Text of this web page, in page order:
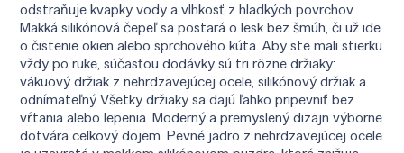
odstraňuje kvapky vody a vlhkosť z hladkých povrchov.
Mäkká silikónová čepeľ sa postará o lesk bez šmúh, či už ide
o čistenie okien alebo sprchového kúta. Aby ste mali stierku
vždy po ruke, súčasťou dodávky sú tri rôzne držiaky:
vákuový držiak z nehrdzavejúcej ocele, silikónový držiak a
odnímateľný Všetky držiaky sa dajú ľahko pripevniť bez
vŕtania alebo lepenia. Moderný a premyslený dizajn výborne
dotvára celkový dojem. Pevné jadro z nehrdzavejúcej ocele